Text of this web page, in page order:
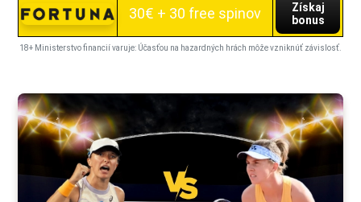
30€ + 30 free spinov
Získaj
bonus
18+ Ministerstvo financií varuje: Účasťou na hazardných hrách môže vzniknúť závislosť.